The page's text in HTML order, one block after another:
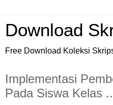
Download
Free Download Koleksi
Implementasi
Pada Siswa Kelas ..